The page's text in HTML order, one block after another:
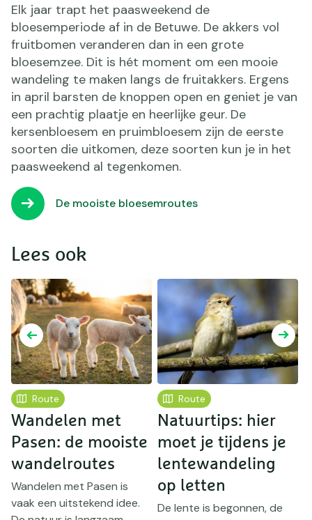
Elk jaar trapt het paasweekend de
bloesemperiode af in de Betuwe. De akkers vol
fruitbomen veranderen dan in een grote
bloesemzee. Dit is hét moment om een mooie
wandeling te maken langs de fruitakkers. Ergens
in april barsten de knoppen open en geniet je van
een prachtig plaatje en heerlijke geur. De
kersenbloesem en pruimbloesem zijn de eerste
soorten die uitkomen, deze soorten kun je in het
paasweekend al tegenkomen.
De mooiste bloesemroutes
Lees ook
Route
Wandelen met
Pasen: de mooiste
wandelroutes
Wandelen met Pasen is
vaak een uitstekend idee.
Route
Natuurtips: hier
moet je tijdens je
lentewandeling
op letten
De lente is begonnen, de